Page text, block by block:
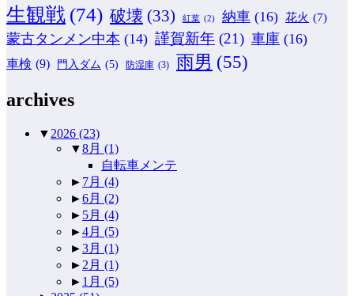
生観戦 (74) 破壊 (33) 紅葉 (2) 納車 (16) 花火 (7)
蒙古タンメン中本 (14) 謹賀新年 (21) 車庫 (16)
車検 (9) 門入ダム (5) 防湿庫 (3) 雨男 (55)
archives
▼ 2026 (23)
▼8月 (1)
自転車メンテ
► 7月 (4)
►6月 (2)
► 5月 (4)
►4月 (5)
►3月 (1)
► 2月 (1)
► 1月 (5)